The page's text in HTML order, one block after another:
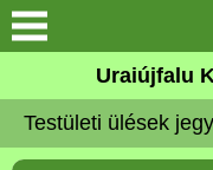
Köszöntő
Elérhetőségek
Uraiújfalu
Testületi ülések